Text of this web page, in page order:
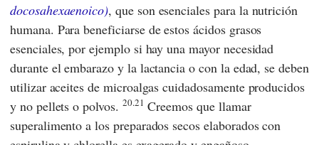
docosahexaenoico), que son esenciales para la nutrición
humana. Para beneficiarse de estos ácidos grasos
esenciales, por ejemplo si hay una mayor necesidad
durante el embarazo y la lactancia o con la edad, se deben
utilizar aceites de microalgas cuidadosamente producidos
y no pellets o polvos. 20.21 Creemos que llamar
superalimento a los preparados secos elaborados con